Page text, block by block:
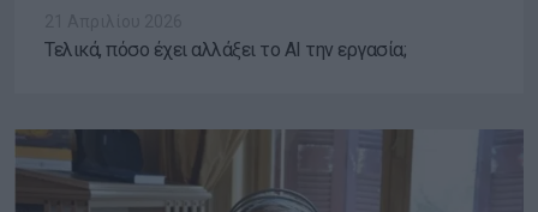
Τελικά, πόσο έχει αλλάξει το ΑΙ την εργασία;